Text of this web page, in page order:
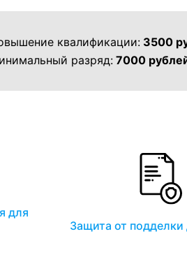
квалификации: 3500
разряд:7000
для
Защита от подделки